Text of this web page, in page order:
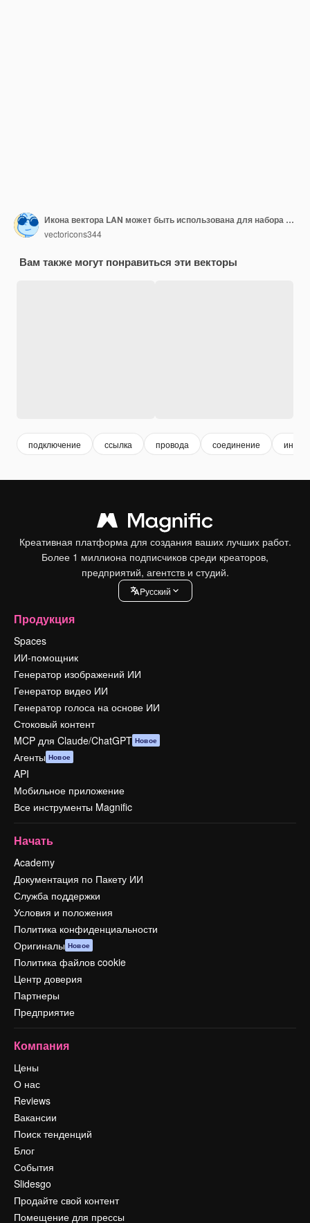
Икона вектора LAN может быть использована для набора икон компьютера и оборудования
vectoricons344
Вам также могут понравиться эти векторы
подключение ссылка провода соединение
Креативная платформа для создания ваших лучших работ.
Более 1 миллиона подписчиков среди креаторов,
предприятий, агентств и студий.
Pусский
Продукция
Spaces
ИИ-помощник
Генератор изображений ИИ
Генератор видео ИИ
Генератор голоса на основе ИИ
Стоковый контент
MCP для Claude/ChatGPT Новое
Агенты Новое
API
Мобильное приложение
Все инструменты Magnific
Начать
Academy
Документация по Пакету ИИ
Служба поддержки
Условия и положения
Политика конфиденциальности
Оригиналы Новое
Политика файлов cookie
Центр доверия
Партнеры
Предприятие
Компания
Цены
О нас
Reviews
Вакансии
Поиск тенденций
Блог
События
Slidesgo
Продайте свой контент
Помещение для прессы